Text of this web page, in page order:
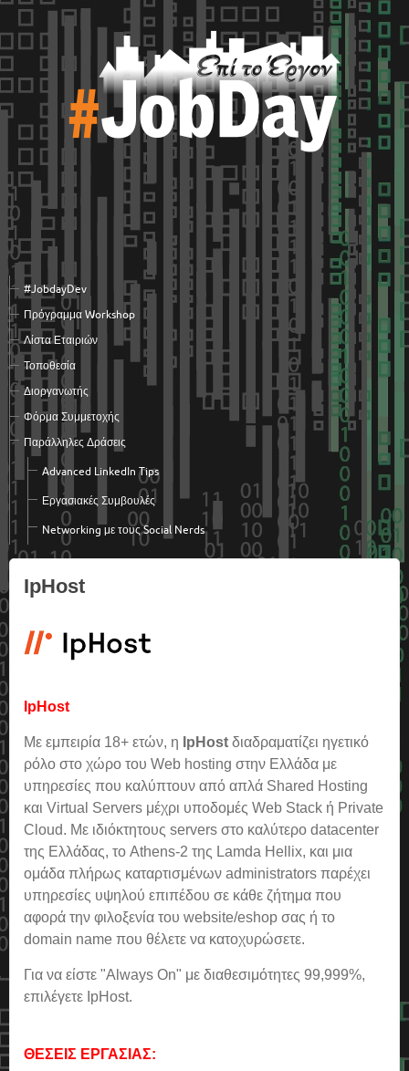
#JobdayDev
Πρόγραμμα Workshop
Λίστα Εταιριών
Τοποθεσία
Διοργανωτής
Φόρμα Συμμετοχής
Παράλληλες Δράσεις
Advanced LinkedΙn Tips
Εργασιακές Συμβουλές
Networking με τους Social Nerds
IpHost
IpHost
Με εμπειρία 18+ ετών, η IpHost διαδραματίζει ηγετικό
ρόλο στο χώρο του Web hosting στην Ελλάδα με
υπηρεσίες που καλύπτουν από απλά Shared Hosting
και Virtual Servers μέχρι υποδομές Web Stack ή Private
Cloud. Με ιδιόκτητους servers στο καλύτερο datacenter
της Ελλάδας, το Athens-2 της Lamda Hellix, και μια
ομάδα πλήρως καταρτισμένων administrators παρέχει
υπηρεσίες υψηλού επιπέδου σε κάθε ζήτημα που
αφορά την φιλοξενία του website/eshop σας ή το
domain name που θέλετε να κατοχυρώσετε.
Για να είστε "Always On" με διαθεσιμότητες 99,999%,
επιλέγετε IpHost.
ΘΕΣΕΙΣ ΕΡΓΑΣΙΑΣ: